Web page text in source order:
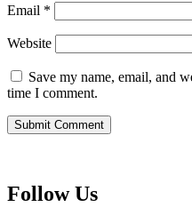
Email *
Website
Save my name, email, and
time I comment.
Follow Us